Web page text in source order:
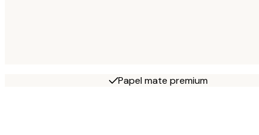
Papel mate premium